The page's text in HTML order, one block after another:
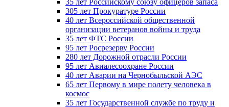
305 лет Прокуратуре России
40 лет Всероссийской общественной
организации ветеранов войны и труда
35 лет ФТС России
95 лет Росрезерву России
280 лет Дорожной отрасли России
95 лет Авиалесоохране России
40 лет Аварии на Чернобыльской АЭС
65 лет Первому в мире полету человека в
космос
35 лет Государственной службе по труду и